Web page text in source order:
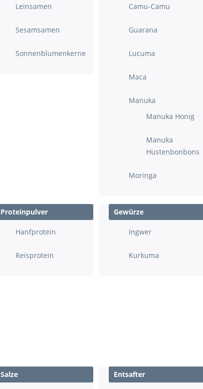
Leinsamen
Sesamsamen
Sonnenblumenkerne
Camu-Camu
Guarana
Lucuma
Maca
Manuka
Manuka Honig
Manuka
Hustenbonbons
Moringa
Proteinpulver
Hanfprotein
Reisprotein
Gewürze
Ingwer
Kurkuma
Salze Entsafter